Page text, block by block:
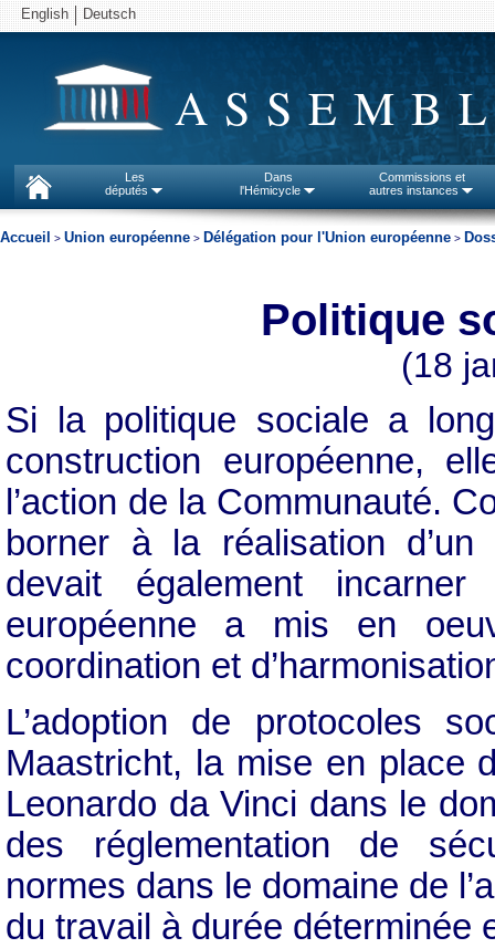
English Deutsch
Les
députés
Dans
l'Hémicycle
Commissions et
autres instances
Accueil > Union européenne > Délégation pour l'Union européenne >
Politique
(18
Si la politique sociale a
construction européenne,
l’action de la Communauté.
borner à la réalisation d’un
devait également
européenne a mis en
coordination et
L’adoption de protocoles
Maastricht, la mise en place
Leonardo da Vinci dans le
des réglementation de
normes dans le domaine de
du travail à durée déterminée